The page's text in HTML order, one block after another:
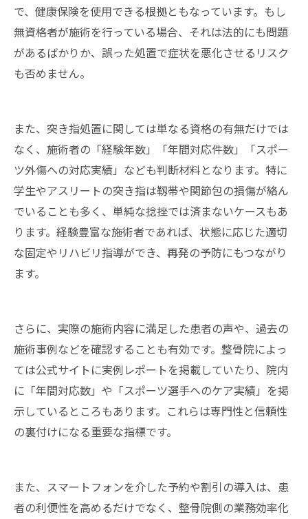
で、健康保険を使用できる根拠ともなっています。もし
無資格者が施術を行っている場合、それは法的にも問題
があるばかりか、誤った処置で症状を悪化させるリスク
も否めません。
また、突き指処置に関しては単なる資格の有無だけでは
なく、施術者の「経験年数」「年間対応件数」「スポー
ツ外傷への対応実績」なども判断材料となります。特に
学生やアスリートの突き指は靱帯や関節包の損傷が絡ん
でいることも多く、単純な捻挫では済まないケースもあ
ります。経験豊富な施術者であれば、状態に応じた適切
な固定やリハビリ指導ができ、再発の予防にもつながり
ます。
さらに、実際の施術内容に満足した患者の声や、過去の
施術事例などを確認することも有効です。整骨院によっ
ては公式サイトに実例レポートを掲載していたり、院内
に「年間対応数」や「スポーツ選手へのケア実績」を掲
示しているところもあります。これらは専門性と信頼性
の裏付けになる重要な指標です。
また、スマートフォンを介した予約や割引の導入は、患
者の利便性を高めるだけでなく、整骨院側の業務効率化